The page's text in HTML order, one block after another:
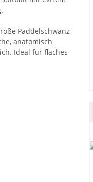
Paddelschwanz
anatomisch
Ideal für flaches